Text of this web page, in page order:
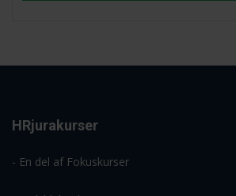
HRjurakurser
- En del af Fokuskurser